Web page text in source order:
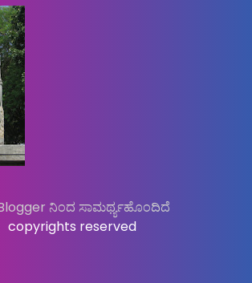
ನಿಂದ ಸಾಮರ್ಥ್ಯಹೊಂದಿದೆ
copyrights reserved